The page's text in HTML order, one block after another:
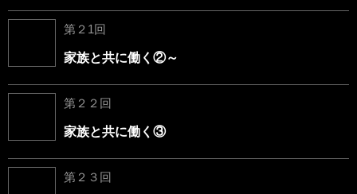
第２1回
家族と共に働く②～
第２２回
家族と共に働く③
第２３回